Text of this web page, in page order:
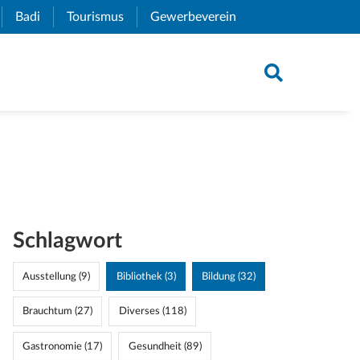
Link)
Badi (External Link)
Tourismus (External Link)
Gewerbeverein
Schlagwort
Ausstellung (9) Bibliothek (3) Bildung (32)
Brauchtum (27) Diverses (118)
Gastronomie (17) Gesundheit (89)